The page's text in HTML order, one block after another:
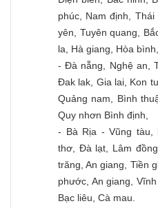
phúc, Nam định,
yên, Tuyên quang,
la, Hà giang, Hòa
- Đà nẵng, Nghệ an,
Đak lak, Gia lai, Kon
Quảng nam, Bình
Quy nhơn Bình định,
- Bà Rịa - Vũng tàu,
thơ, Đà lạt, Lâm
trăng, An giang, Tiền
phước, An giang,
Bạc liêu, Cà mau.